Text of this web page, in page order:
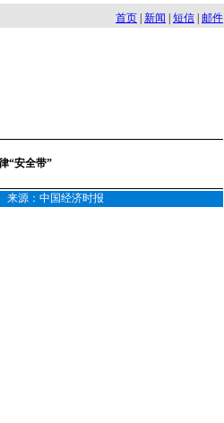
首页 新闻 短信 邮件
“安全带”
源：中国经济时报